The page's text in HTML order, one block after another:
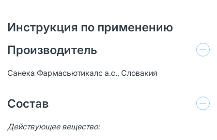
Инструкция по применению
Производитель
Санека Фармасьютикалс а.с., Словакия
Состав
Действующее вещество: